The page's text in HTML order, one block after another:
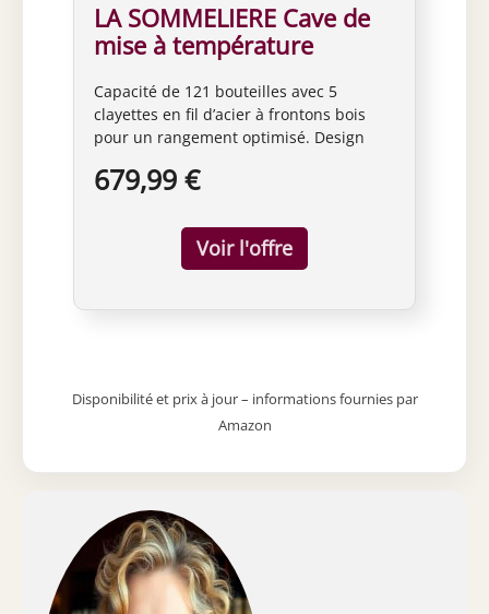
LA SOMMELIERE Cave de
mise à température
Bouteilles
Capacité de 121 bouteilles avec 5
clayettes en fil d’acier à frontons bois
pour un rangement optimisé. Design
verre trempé pour une protection
à 20°C grâce à un thermomètre digital
précis. Système de froid brassé assurant
une répartition homogène de la
purification constante de l’air intérieur.
Système anti-vibration pour préserver la
structure et les arômes du vin. Porte
consommation annuelle de 158 kWh.
Niveau sonore discret de 38 dB et
dimensions compactes (55 x 56,5 x 129,5
cm) idéales pour tout intérieur.
679,99 €
Disponibilité et prix à jour – informations fournies par
Amazon